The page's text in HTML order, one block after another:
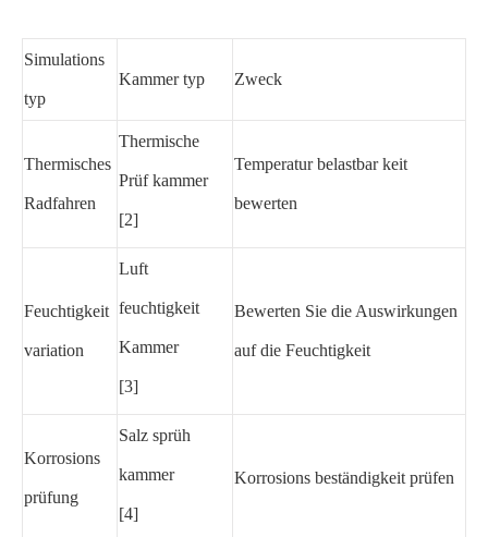
Simulations
typ
Kammer typ Zweck
Thermisches
Radfahren
Thermische
Prüf kammer
[2]
Temperatur belastbar keit
bewerten
Feuchtigkeit
variation
Luft
feuchtigkeit
Kammer
[3]
Bewerten Sie die Auswirkungen
auf die Feuchtigkeit
Korrosions
prüfung
Salz sprüh
kammer
[4]
Korrosions beständigkeit prüfen